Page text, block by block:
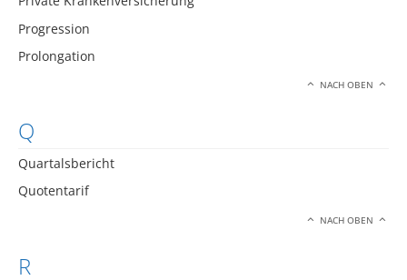
Progression
Prolongation
NACH OBEN
Q
Quartalsbericht
Quotentarif
NACH OBEN
R